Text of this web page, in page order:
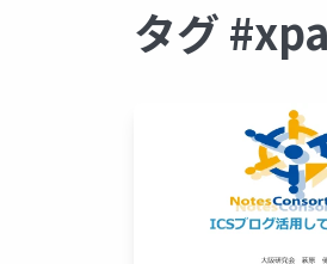
タグ